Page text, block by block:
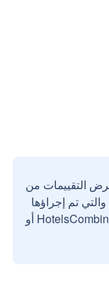
التقييمات من
تم إجراؤها
بواسطة مستخدمين حقيقيين مع HotelsCombined أو